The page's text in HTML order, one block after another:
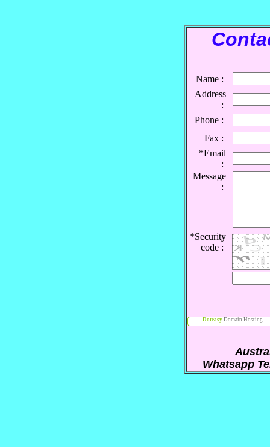
Name :
Address
:
Phone :
Fax :
*Email
:
Message
:
*Security
code :
DoteasyDomain Hosting
Whatsapp